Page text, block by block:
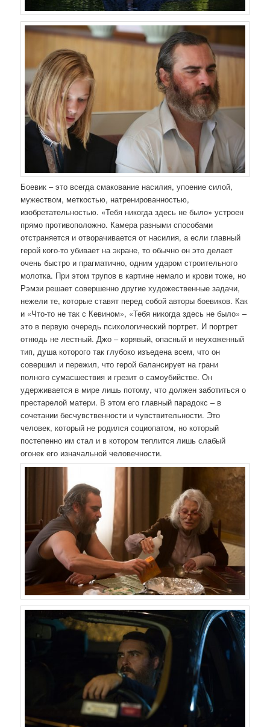
Боевик – это всегда смакование насилия, упоение силой,
мужеством, меткостью, натренированностью,
изобретательностью. «Тебя никогда здесь не было» устроен
прямо противоположно. Камера разными способами
отстраняется и отворачивается от насилия, а если главный
герой кого-то убивает на экране, то обычно он это делает
очень быстро и прагматично, одним ударом строительного
молотка. При этом трупов в картине немало и крови тоже, но
Рэмзи решает совершенно другие художественные задачи,
нежели те, которые ставят перед собой авторы боевиков. Как
и «Что-то не так с Кевином», «Тебя никогда здесь не было» –
это в первую очередь психологический портрет. И портрет
отнюдь не лестный. Джо – корявый, опасный и неухоженный
тип, душа которого так глубоко изъедена всем, что он
совершил и пережил, что герой балансирует на грани
полного сумасшествия и грезит о самоубийстве. Он
удерживается в мире лишь потому, что должен заботиться о
престарелой матери. В этом его главный парадокс – в
сочетании бесчувственности и чувствительности. Это
человек, который не родился социопатом, но который
постепенно им стал и в котором теплится лишь слабый
огонек его изначальной человечности.